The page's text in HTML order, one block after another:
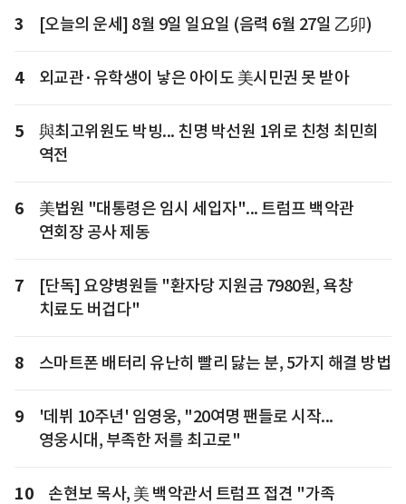
3 [오늘의 운세] 8월 9일 일요일 (음력 6월 27일 乙卯)
4 외교관·유학생이 낳은 아이도 美시민권 못 받아
5
與최고위원도 박빙... 친명 박선원 1위로 친청 최민희
역전
6
美법원 "대통령은 임시 세입자"... 트럼프 백악관
연회장 공사 제동
7
[단독] 요양병원들 "환자당 지원금 7980원, 욕창
치료도 버겁다"
8 스마트폰 배터리 유난히 빨리 닳는 분, 5가지 해결 방법
9
'데뷔 10주년' 임영웅, "20여명 팬들로 시작...
영웅시대, 부족한 저를 최고로"
10
손현보 목사, 美 백악관서 트럼프 접견 "가족